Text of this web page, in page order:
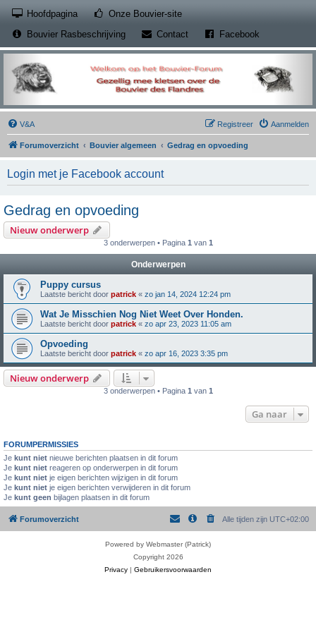
Hoofdpagina Onze Bouvier-site(Opens a new tab)
Bouvier Rasbeschrijving
Contact(Opens a new tab)
Facebook
V&A Aanmelden
Registreer
Forumoverzicht Bouvier algemeen Gedrag en opvoeding
Login met je Facebook account
Gedrag en opvoeding
Nieuw onderwerp
3 onderwerpen • Pagina 1 van 1
Onderwerpen
Puppy cursus
Laatste bericht door patrick « zo jan 14, 2024 12:24 pm
Wat Je Misschien Nog Niet Weet Over Honden.
Laatste bericht door patrick « zo apr 23, 2023 11:05 am
Opvoeding
Laatste bericht door patrick « zo apr 16, 2023 3:35 pm
Nieuw onderwerp
3 onderwerpen • Pagina 1 van 1
Ga naar
FORUMPERMISSIES
Je kunt niet nieuwe berichten plaatsen in dit forum
Je kunt niet reageren op onderwerpen in dit forum
Je kunt niet je eigen berichten wijzigen in dit forum
Je kunt niet je eigen berichten verwijderen in dit forum
Je kunt geen bijlagen plaatsen in dit forum
Forumoverzicht Alle tijden zijn UTC+02:00
Powered by Webmaster (Patrick)
Copyright 2026
Privacy | Gebruikersvoorwaarden